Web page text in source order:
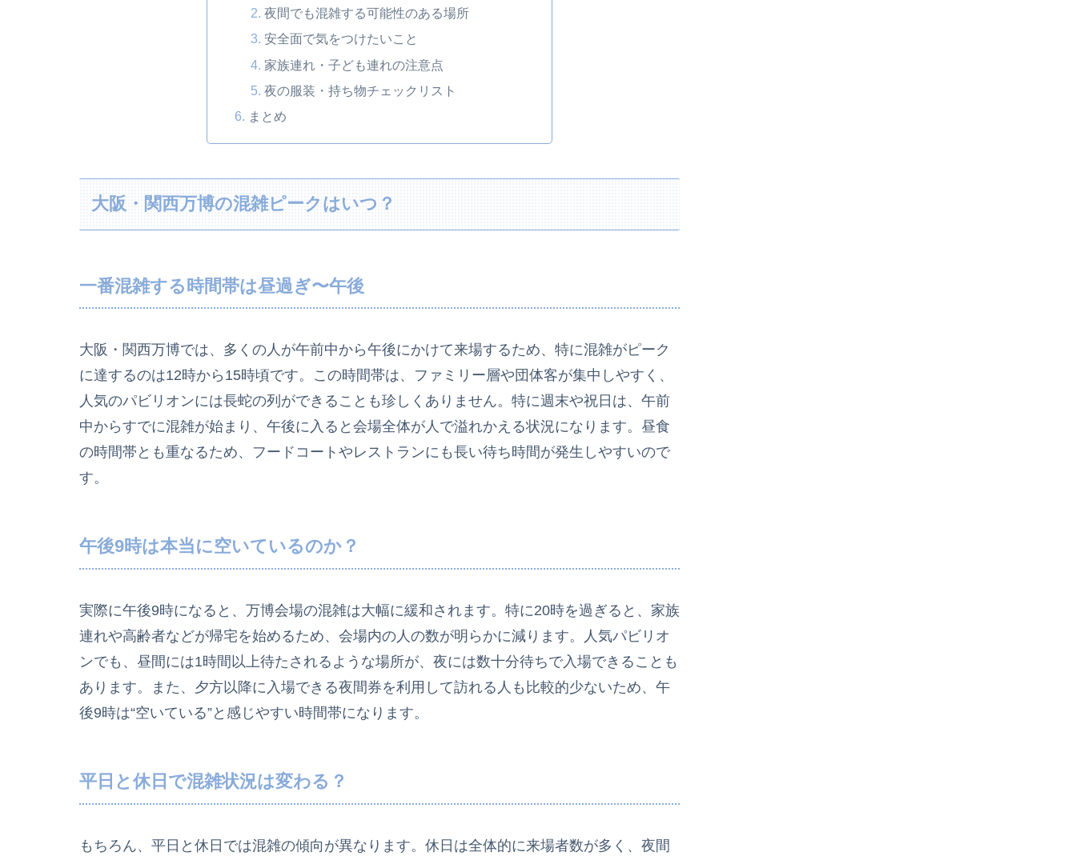
夜間でも混雑する可能性のある場所
安全面で気をつけたいこと
家族連れ・子ども連れの注意点
夜の服装・持ち物チェックリスト
まとめ
大阪・関西万博の混雑ピークはいつ？
一番混雑する時間帯は昼過ぎ〜午後
大阪・関西万博では、多くの人が午前中から午後にかけて来場するため、特に混雑がピーク
に達するのは12時から15時頃です。この時間帯は、ファミリー層や団体客が集中しやすく、
人気のパビリオンには長蛇の列ができることも珍しくありません。特に週末や祝日は、午前
中からすでに混雑が始まり、午後に入ると会場全体が人で溢れかえる状況になります。昼食
の時間帯とも重なるため、フードコートやレストランにも長い待ち時間が発生しやすいので
す。
午後9時は本当に空いているのか？
実際に午後9時になると、万博会場の混雑は大幅に緩和されます。特に20時を過ぎると、家族
連れや高齢者などが帰宅を始めるため、会場内の人の数が明らかに減ります。人気パビリオ
ンでも、昼間には1時間以上待たされるような場所が、夜には数十分待ちで入場できることも
あります。また、夕方以降に入場できる夜間券を利用して訪れる人も比較的少ないため、午
後9時は“空いている”と感じやすい時間帯になります。
平日と休日で混雑状況は変わる？
もちろん、平日と休日では混雑の傾向が異なります。休日は全体的に来場者数が多く、夜間